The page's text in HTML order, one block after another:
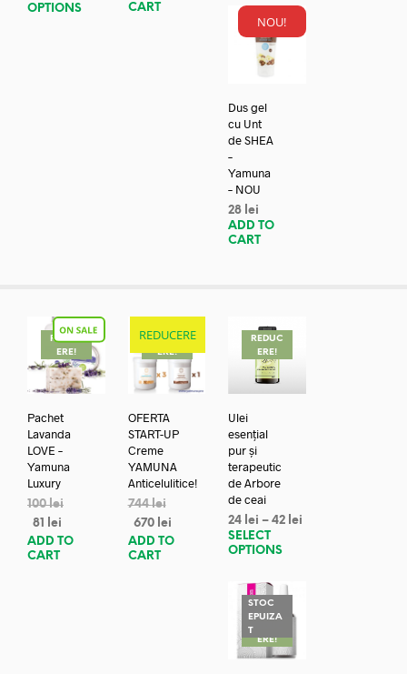
OPTIONS
CART
NOU!
Dus gel
cu Unt
de SHEA
–
Yamuna
– NOU
28 lei
ADD TO
CART
REDUC
ERE!
Pachet
Lavanda
LOVE –
Yamuna
Luxury
100lei
81
lei
ADD TO
CART
REDUCERE
REDUC
ERE!
OFERTA
START-UP
Creme
YAMUNA
Anticelulitice!
744lei
670 lei
ADD TO
CART
REDUC
ERE!
Ulei
esențial
pur și
terapeutic
de Arbore
de ceai
24 lei –42 lei
SELECT
OPTIONS
STOC
EPUIZA
TREDUC
ERE!